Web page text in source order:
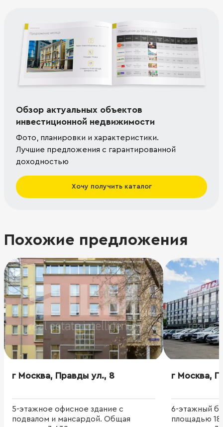
Обзор актуальных объектов
инвестиционной недвижимости
Фото, планировки и характеристики.
Лучшие предложения с гарантированной
доходностью
Хочу получить каталог
Похожие предложения
г Москва, Правды ул., 8
5-этажное офисное здание с
подвалом и мансардой. Общая
г Москва,
6-этажный
площадью 18